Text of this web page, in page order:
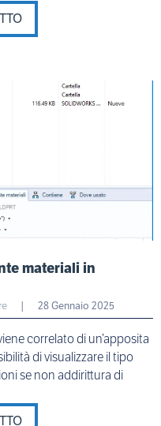
materiali in
| 28 Gennaio 2025
correlato di un’apposita
di visualizzare il tipo
se non addirittura di